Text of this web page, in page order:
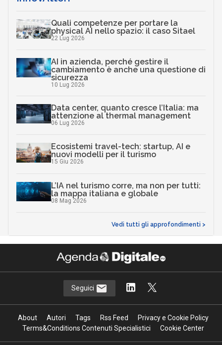
Quali competenze per portare la
physical AI nello spazio: il caso Sitael
22 Lug 2026
AI in azienda, perché gestire il
cambiamento è anche una questione di
sicurezza
10 Lug 2026
Data center, quanto cresce l’Italia: ma
attenzione al thermal management
06 Lug 2026
Ecosistemi travel-tech: startup, AI e
nuovi modelli per il turismo
15 Giu 2026
L’IA nel turismo corre, ma non per tutti:
la mappa italiana e globale
08 Mag 2026
Vedi tutti gli approfondimenti >
Seguici
About Autori Tags Rss Feed
Privacy e Cookie Policy
Terms&Conditions Contenuti Specialistici
Cookie Center